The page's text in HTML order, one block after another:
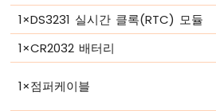
ESP8266
녕
세
1×DS3231 실시간 클록(RTC) 모듈
1×CR2032 배터리
1×점퍼케이블